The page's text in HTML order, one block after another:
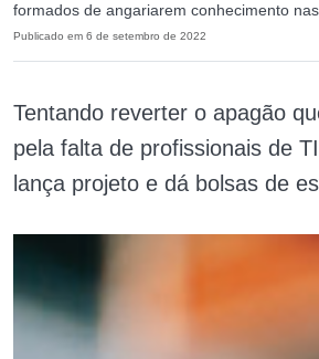
formados de angariarem conhecimento
Publicado em 6 de setembro de 2022
Tentando reverter o apagão
pela falta de profissionais de
lança projeto e dá bolsas de